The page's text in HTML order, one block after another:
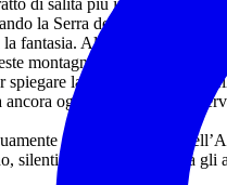
la Serra del Dragone.
fantasia. Alcuni racconti
montagne e custodiva le
spiegare la forza e il mistero
ancora oggi il toponimo
attratto dai profili
silenti, l’escursionista. Tra gli